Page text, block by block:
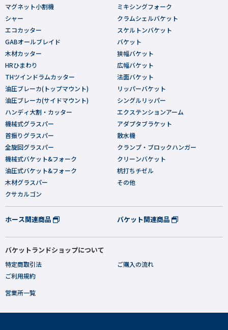
マグネット小割機
シャー
エコカッター
GABオールブレイド
木材カッター
HRひまわり
THツインドラムカッター
油圧ブレーカ(トップマウント)
油圧ブレーカ(サイドマウント)
ハンディ大割・カッター
機械式グラスパー
首振りグラスパー
全旋回グラスパー
機械式バケット&フォーク
油圧式バケット&フォーク
木材グラスパー
クサカルゴン
ミキシングフォーク
クラムシェルバケット
スケルトンバケット
バケット
狭幅バケット
広幅バケット
法面バケット
リッパーバケット
シングルリッパー
エクステンションアーム
アダプタブラケット
散水機
クランプ・ブロックハンガー
クリーンバケット
杭打ちチゼル
その他
ホース関連商品 バケット関連商品
バケットランドショップについて
特定商取引法
ご利用規約
ご購入の流れ
営業所一覧